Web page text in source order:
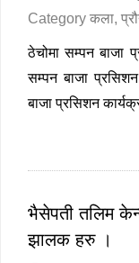
Category कला,
ठेचोमा सम्पन बाजा
सम्पन बाजा
बाजा प्रसिशन
भैसेपती तलिम
झालक हरु ।